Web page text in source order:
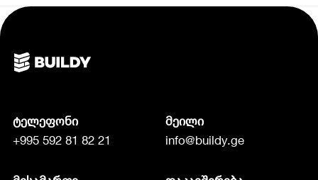
ტელეფონი
+995 592 81 82 21
მეილი
info@buildy.ge